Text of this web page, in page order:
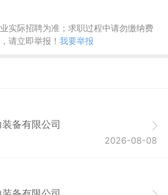
实际招聘为准；求职过程中请勿缴纳费
请立即举报！ 我要举报
备有限公司
2026-08-08